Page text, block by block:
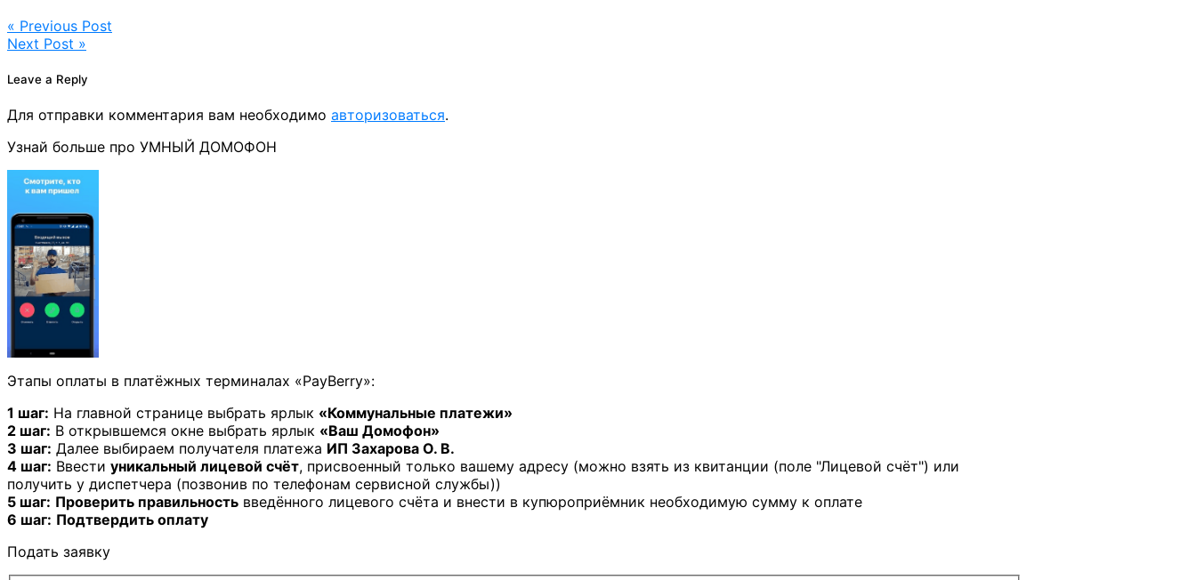
« Previous Post
Next Post »
Leave a Reply
Для отправки комментария вам необходимо авторизоваться.
Узнай больше про УМНЫЙ ДОМОФОН
Этапы оплаты в платёжных терминалах «PayBerry»:
1 шаг: На главной странице выбрать ярлык «Коммунальные платежи»
2 шаг: В открывшемся окне выбрать ярлык «Ваш Домофон»
3 шаг: Далее выбираем получателя платежа ИП Захарова О. В.
4 шаг: Ввести уникальный лицевой счёт, присвоенный только вашему адресу (можно взять из квитанции (поле "Лицевой счёт") или
получить у диспетчера (позвонив по телефонам сервисной службы))
5 шаг: Проверить правильность введённого лицевого счёта и внести в купюроприёмник необходимую сумму к оплате
6 шаг: Подтвердить оплату
Подать заявку